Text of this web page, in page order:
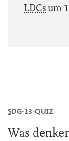
LDCs um
SDG-13-QUIZ
Was